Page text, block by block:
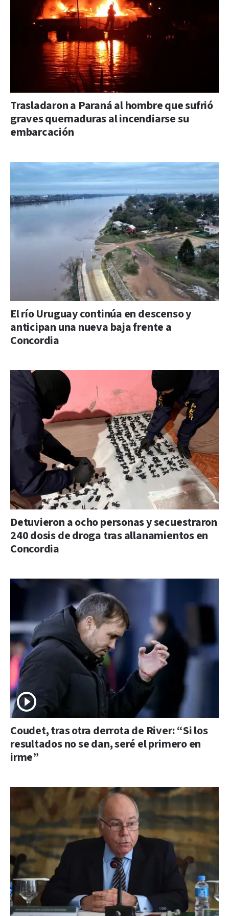
Trasladaron a Paraná al hombre que sufrió
graves quemaduras al incendiarse su
embarcación
El río Uruguay continúa en descenso y
anticipan una nueva baja frente a
Concordia
Detuvieron a ocho personas y secuestraron
240 dosis de droga tras allanamientos en
Concordia
Coudet, tras otra derrota de River: “Si los
resultados no se dan, seré el primero en
irme”